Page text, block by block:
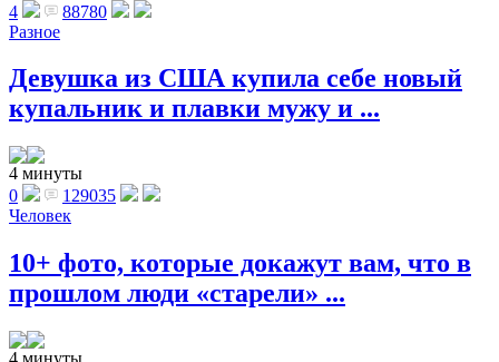
4
88780
Разное
Девушка из США купила себе новый
купальник и плавки мужу и ...
4 минуты
0
129035
Человек
10+ фото, которые докажут вам, что в
прошлом люди «старели» ...